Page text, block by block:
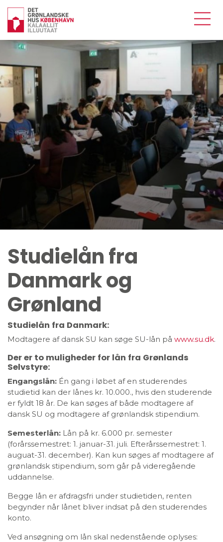
Studielån fra
Danmark og
Grønland
Studielån fra Danmark:
Modtagere af dansk SU kan søge SU-lån på www.su.dk.
Der er to muligheder for lån fra Grønlands
Selvstyre:
Engangslån: Én gang i løbet af en studerendes
studietid kan der lånes kr. 10.000., hvis den studerende
er fyldt 18 år. De kan søges af både modtagere af
dansk SU og modtagere af grønlandsk stipendium.
Semesterlån: Lån på kr. 6.000 pr. semester
(forårssemestret: 1. januar-31. juli. Efterårssemestret: 1.
auguat-31. december). Kan kun søges af modtagere af
grønlandsk stipendium, som går på videregående
uddannelse.
Begge lån er afdragsfri under studietiden, renten
begynder når lånet bliver indsat på den studerendes
konto.
Ved ansøgning om lån skal nedenstående oplyses: